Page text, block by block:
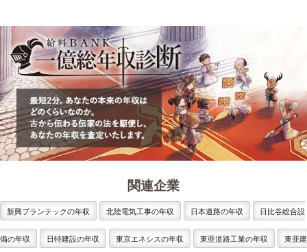
関連企業
新興プランテックの年収 北陸電気工事の年収 日本道路の年収 日比谷総合設
備の年収 日特建設の年収 東京エネシスの年収 東亜道路工業の年収 東亜建